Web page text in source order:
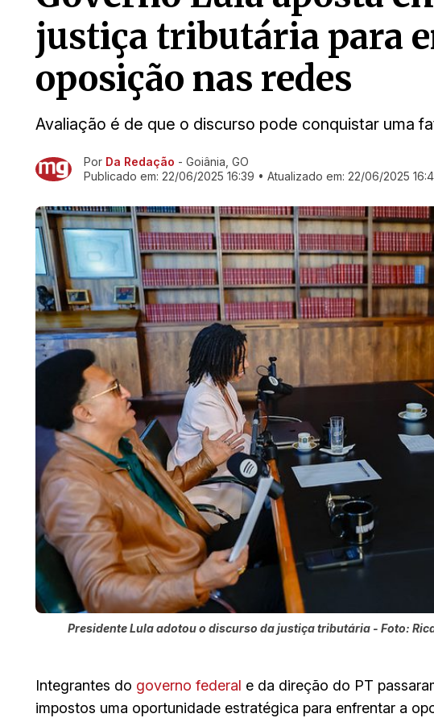
justiça tributária para
oposição nas redes
Avaliação é de que o discurso pode conquistar uma
Ir direto pra matéria
Por Da Redação - Goiânia, GO
Publicado em: 22/06/2025 16:39 • Atualizado em: 22/06/2025
Presidente Lula adotou o discurso da justiça tributária - Foto:
Integrantes do governo federal e da direção do PT
impostos uma oportunidade estratégica para enfrentar a